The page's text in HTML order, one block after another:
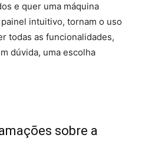
e quer uma máquina
intuitivo, tornam o uso
todas as funcionalidades,
dúvida, uma escolha
sobre a